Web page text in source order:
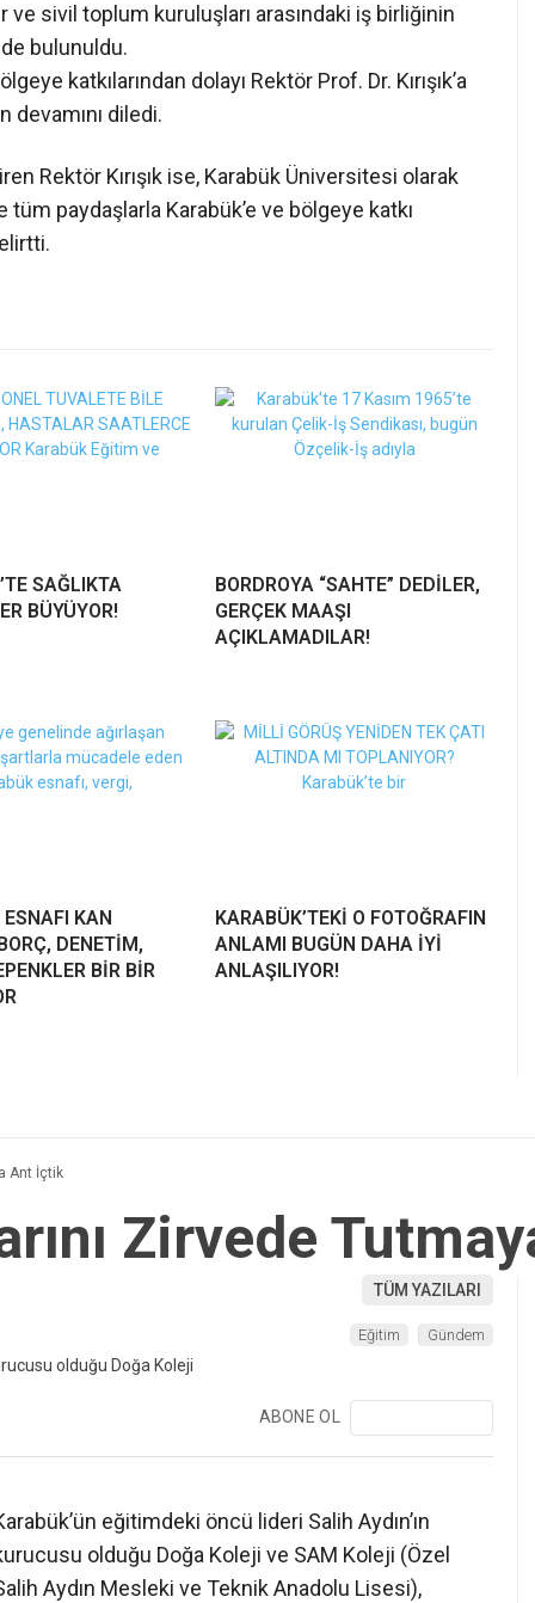
sivil toplum kuruluşları arasındaki iş birliğinin
bulunuldu.
katkılarından dolayı Rektör Prof. Dr. Kırışık’a
devamını diledi.
Rektör Kırışık ise, Karabük Üniversitesi olarak
paydaşlarla Karabük’e ve bölgeye katkı
SAĞLIKTA
BÜYÜYOR!
BORDROYA “SAHTE” DEDİLER,
GERÇEK MAAŞI
AÇIKLAMADILAR!
KAN
DENETİM,
BİR BİR
KARABÜK’TEKİ O FOTOĞRAFIN
ANLAMI BUGÜN DAHA İYİ
ANLAŞILIYOR!
Ant İçtik
Zirvede
TÜM YAZILARI
Eğitim Gündem
ABONE OL
eğitimdeki öncü lideri Salih Aydın’ın
olduğu Doğa Koleji ve SAM Koleji (Özel
Aydın Mesleki ve Teknik Anadolu Lisesi),